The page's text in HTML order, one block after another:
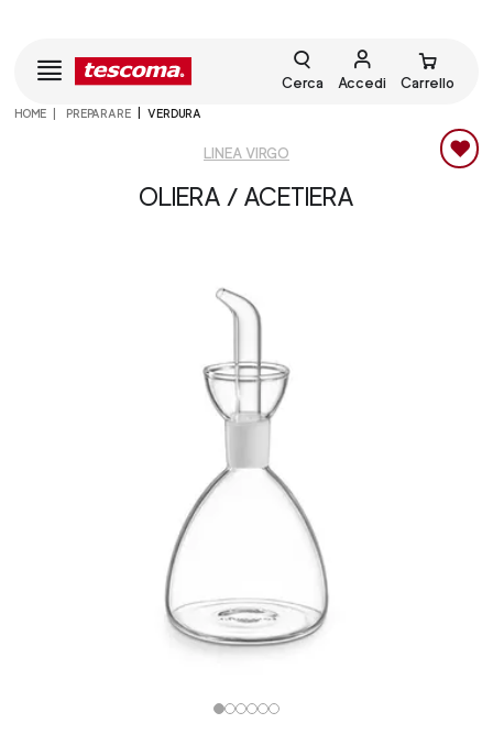
Cerca Accedi Carrello
HOME PREPARARE VERDURA
LINEA VIRGO
OLIERA / ACETIERA